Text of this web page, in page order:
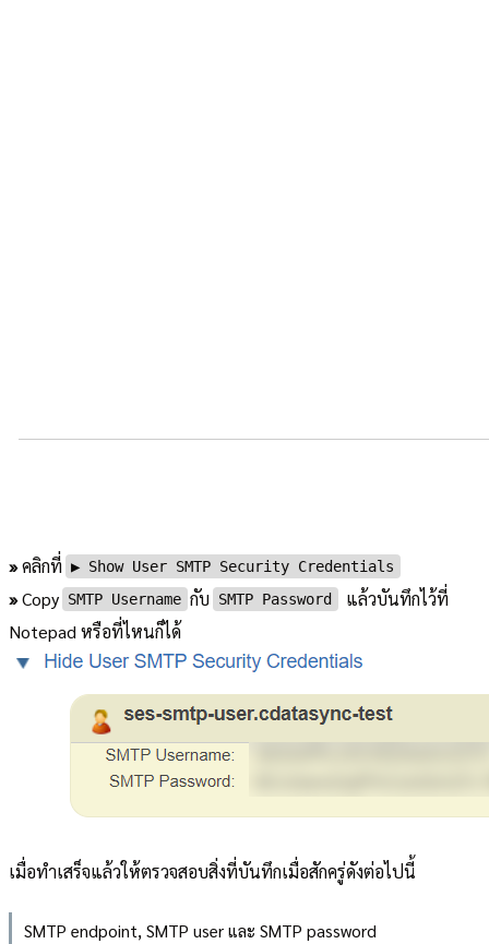
»คลิกที่ ▶ Show User SMTP Security Credentials
»Copy SMTP Username กับ SMTP Password
แล้วบันทึกไว้ที่
Notepad หรือที่ไหนก็ได้
เมื่อทำเสร็จแล้วให้ตรวจสอบสิ่งที่บันทึกเมื่อสักครู่ดังต่อไปนี้
SMTP endpoint, SMTP user และ SMTP password